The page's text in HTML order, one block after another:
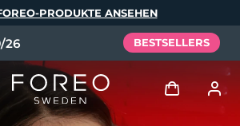
PRODUKTE ANSEHEN
26 BESTSELLERS